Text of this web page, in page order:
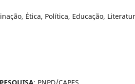
Ética, Política, Educação,